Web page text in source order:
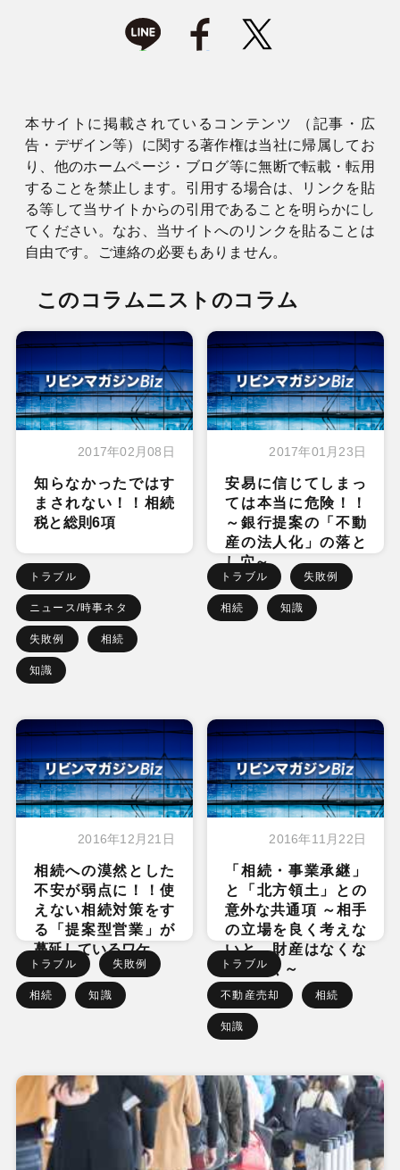
本サイトに掲載されているコンテンツ （記事・広
告・デザイン等）に関する著作権は当社に帰属してお
り、他のホームページ・ブログ等に無断で転載・転用
することを禁止します。引用する場合は、リンクを貼
る等して当サイトからの引用であることを明らかにし
てください。なお、当サイトへのリンクを貼ることは
自由です。ご連絡の必要もありません。
このコラムニストのコラム
2017年02月08日
知らなかったではす
まされない！！相続
税と総則6項
トラブル
ニュース/時事ネタ
失敗例 相続
知識
2017年01月23日
安易に信じてしまっ
ては本当に危険！！
～銀行提案の「不動
産の法人化」の落と
し穴～
トラブル 失敗例
相続 知識
2016年12月21日
相続への漠然とした
不安が弱点に！！使
えない相続対策をす
る「提案型営業」が
蔓延しているワケ
トラブル 失敗例
相続 知識
2016年11月22日
「相続・事業承継」
と「北方領土」との
意外な共通項 ～相手
の立場を良く考えな
いと、財産はなくな
っていく～
トラブル
不動産売却 相続
知識